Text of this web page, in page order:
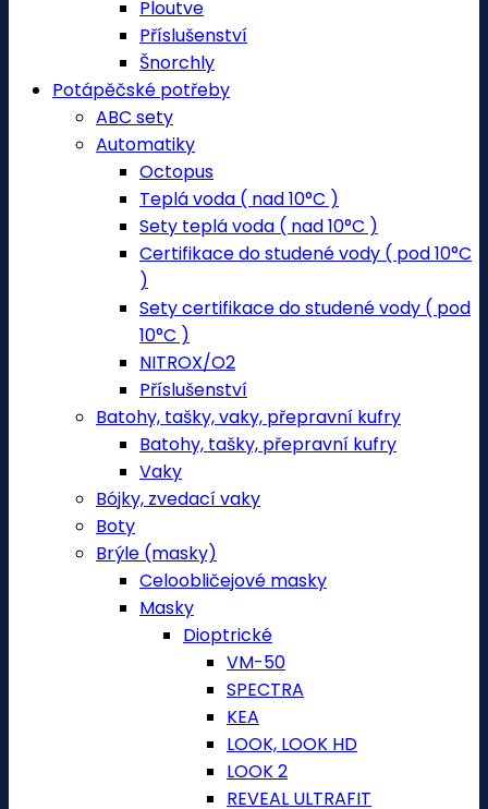
Ploutve
Příslušenství
Šnorchly
Potápěčské potřeby
ABC sety
Automatiky
Octopus
Teplá voda ( nad 10°C )
Sety teplá voda ( nad 10°C )
Certifikace do studené vody ( pod 10°C
)
Sety certifikace do studené vody ( pod
10°C )
NITROX/O2
Příslušenství
Batohy, tašky, vaky, přepravní kufry
Batohy, tašky, přepravní kufry
Vaky
Bójky, zvedací vaky
Boty
Brýle (masky)
Celoobličejové masky
Masky
Dioptrické
VM-50
SPECTRA
KEA
LOOK, LOOK HD
LOOK 2
REVEAL ULTRAFIT